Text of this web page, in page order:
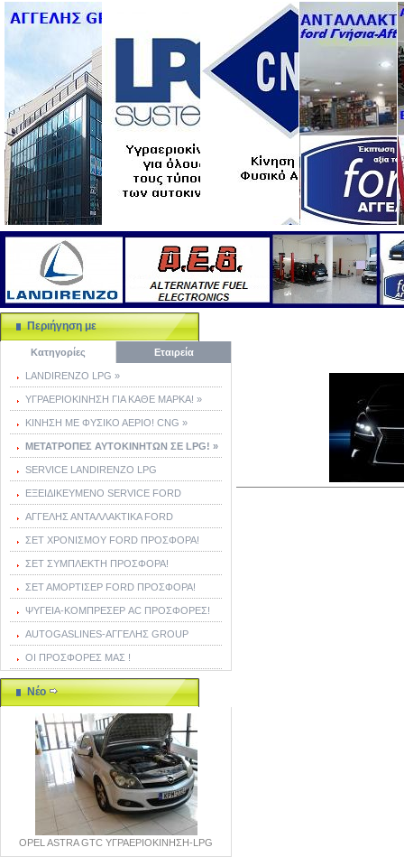
Περιήγηση με
Κατηγορίες Εταιρεία
LANDIRENZO LPG »
ΥΓΡΑΕΡΙΟΚΙΝΗΣΗ ΓΙΑ ΚΑΘΕ ΜΑΡΚΑ! »
ΚΙΝΗΣΗ ΜΕ ΦΥΣΙΚΟ ΑΕΡΙΟ! CNG »
ΜΕΤΑΤΡΟΠΕΣ ΑΥΤΟΚΙΝΗΤΩΝ ΣΕ LPG! »
SERVICE LANDIRENZO LPG
ΕΞΕΙΔΙΚΕΥΜΕΝΟ SERVICE FORD
ΑΓΓΕΛΗΣ ΑΝΤΑΛΛΑΚΤΙΚΑ FORD
ΣΕΤ ΧΡΟΝΙΣΜΟΥ FORD ΠΡΟΣΦΟΡΑ!
ΣΕΤ ΣΥΜΠΛΕΚΤΗ ΠΡΟΣΦΟΡΑ!
ΣΕΤ ΑΜΟΡΤΙΣΕΡ FORD ΠΡΟΣΦΟΡΑ!
ΨΥΓΕΙΑ-ΚΟΜΠΡΕΣΕΡ AC ΠΡΟΣΦΟΡΕΣ!
AUTOGASLINES-ΑΓΓΕΛΗΣ GROUP
ΟΙ ΠΡΟΣΦΟΡΕΣ ΜΑΣ !
Νέο
OPEL ASTRA GTC ΥΓΡΑΕΡΙΟΚΙΝΗΣΗ-LPG